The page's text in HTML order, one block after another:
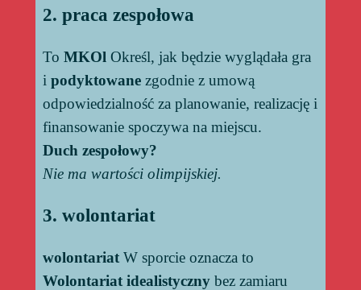
2. praca zespołowa
To MKOl Określ, jak będzie wyglądała gra
i podyktowanezgodnie z umową
odpowiedzialność za planowanie, realizację i
finansowanie spoczywa na miejscu.
Duch zespołowy?
Nie ma wartości olimpijskiej.
3. wolontariat
wolontariatW sporcie oznacza to
Wolontariat idealistycznybez zamiaru